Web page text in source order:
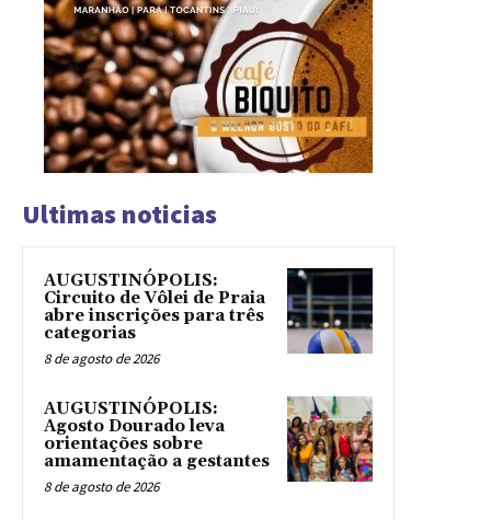
Ultimas noticias
AUGUSTINÓPOLIS:
Circuito de Vôlei de Praia
abre inscrições para três
categorias
8 de agosto de 2026
AUGUSTINÓPOLIS:
Agosto Dourado leva
orientações sobre
amamentação a gestantes
8 de agosto de 2026